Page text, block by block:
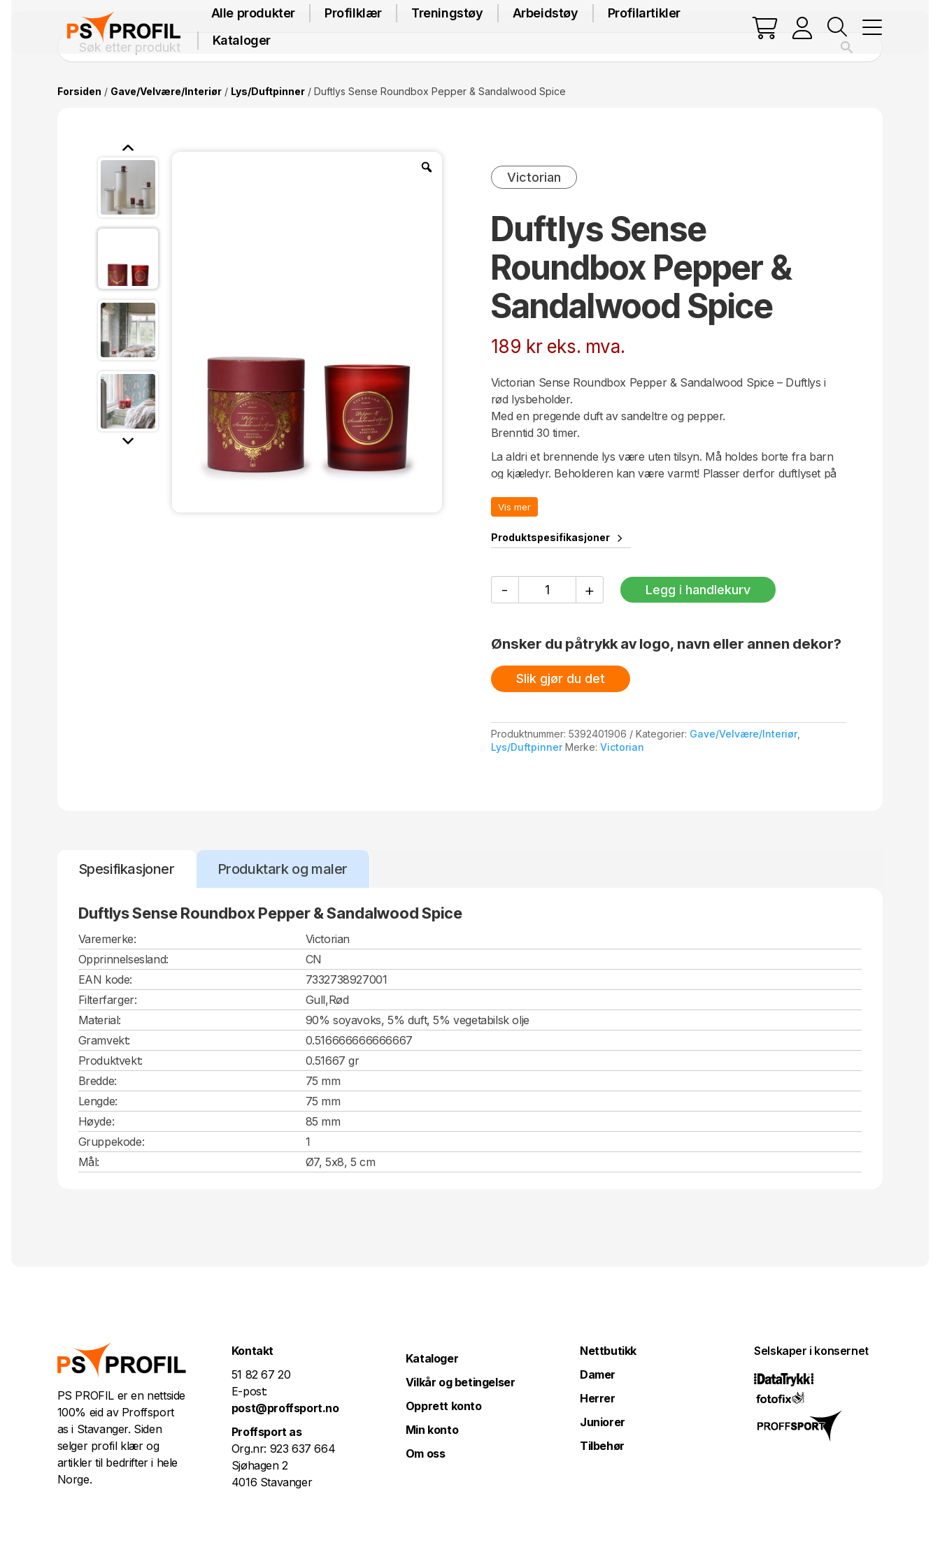
Alle produkter Profilklær Treningstøy Arbeidstøy
Profilartikler
Kataloger
Forsiden / Gave/Velvære/Interiør/ Lys/Duftpinner/ Duftlys Sense Roundbox Pepper & Sandalwood Spice
Victorian
Duftlys Sense
Roundbox Pepper &
Sandalwood Spice
189 kr eks. mva.
Victorian Sense Roundbox Pepper & Sandalwood Spice – Duftlys i
rød lysbeholder.
Med en pregende duft av sandeltre og pepper.
Brenntid 30 timer.
La aldri et brennende lys være uten tilsyn. Må holdes borte fra barn
og kjæledyr. Beholderen kan være varmt! Plasser derfor duftlyset på
For en mer tilfredsstillende brenning, bør veken trimmes hver tredje
Vis mer
Produktspesifikasjoner
-
Sense
Sandalwood
antall
+ Legg i handlekurv
Ønsker du påtrykk av logo, navn eller annen dekor?
Slik gjør du det
Produktnummer: 5392401906 Kategorier: Gave/Velvære/Interiør,
Lys/Duftpinner Merke: Victorian
Spesifikasjoner Produktark og maler
Duftlys Sense Roundbox Pepper & Sandalwood Spice
Varemerke:
Victorian
Opprinnelsesland:
CN
EAN kode:
7332738927001
Filterfarger:
Gull,Rød
Material:
90% soyavoks, 5% duft, 5% vegetabilsk olje
Gramvekt:
0.516666666666667
Produktvekt:
0.51667 gr
Bredde:
75 mm
Lengde:
75 mm
Høyde:
85 mm
Gruppekode:
1
Mål:
Ø7, 5x8, 5 cm
PS PROFIL er en nettside
100% eid av Proffsport
as i Stavanger. Siden
selger profil klær og
artikler til bedrifter i hele
Norge.
Kontakt
51 82 67 20
E-post:
post@proffsport.no
Proffsport as
Org.nr: 923 637 664
Sjøhagen 2
4016 Stavanger
Kataloger
Vilkår og betingelser
Opprett konto
Min konto
Om oss
Nettbutikk
Damer
Herrer
Juniorer
Tilbehør
Selskaper i konsernet